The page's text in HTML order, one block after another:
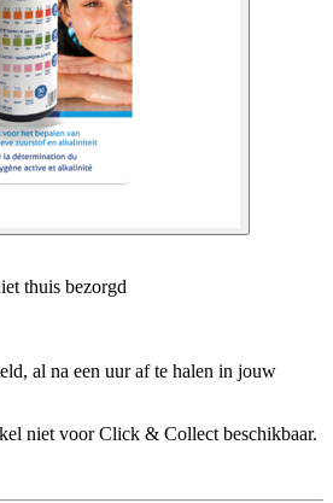
thuis bezorgd
al na een uur af te halen in jouw
niet voor Click & Collect beschikbaar.